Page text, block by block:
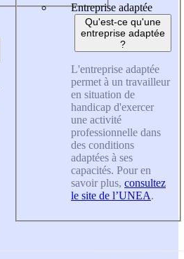
Entreprise adaptée
Qu'est-ce qu'une
entreprise adaptée
?
L'entreprise adaptée
permet à un travailleur
en situation de
handicap d'exercer
une activité
professionnelle dans
des conditions
adaptées à ses
capacités. Pour en
savoir plus, consultez
le site de l’UNEA.